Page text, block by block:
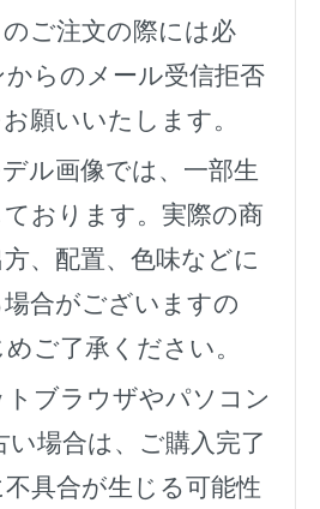
ご注文の際には必
らのメール受信拒否
願いいたします。
ル画像では、一部生
おります。実際の商
、配置、色味などに
合がございますの
ご了承ください。
ブラウザやパソコン
い場合は、ご購入完了
具合が生じる可能性